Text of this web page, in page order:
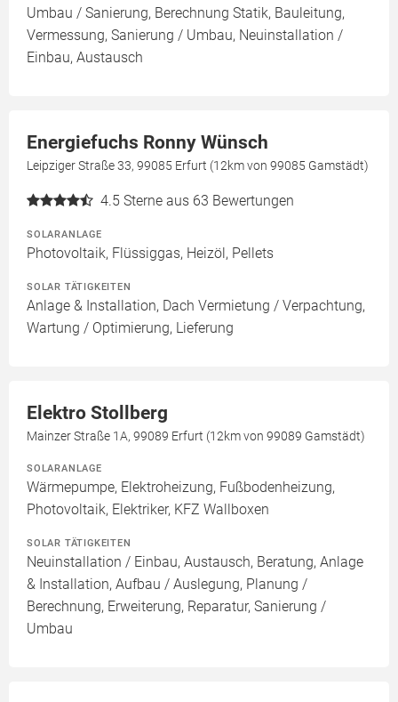
Umbau / Sanierung, Berechnung Statik, Bauleitung,
Vermessung, Sanierung / Umbau, Neuinstallation /
Einbau, Austausch
Energiefuchs Ronny Wünsch
Leipziger Straße 33, 99085 Erfurt (12km von 99085 Gamstädt)
4.5 Sterne aus 63 Bewertungen
SOLARANLAGE
Photovoltaik, Flüssiggas, Heizöl, Pellets
SOLAR TÄTIGKEITEN
Anlage & Installation, Dach Vermietung / Verpachtung,
Wartung / Optimierung, Lieferung
Elektro Stollberg
Mainzer Straße 1A, 99089 Erfurt (12km von 99089 Gamstädt)
SOLARANLAGE
Wärmepumpe, Elektroheizung, Fußbodenheizung,
Photovoltaik, Elektriker, KFZ Wallboxen
SOLAR TÄTIGKEITEN
Neuinstallation / Einbau, Austausch, Beratung, Anlage
& Installation, Aufbau / Auslegung, Planung /
Berechnung, Erweiterung, Reparatur, Sanierung /
Umbau